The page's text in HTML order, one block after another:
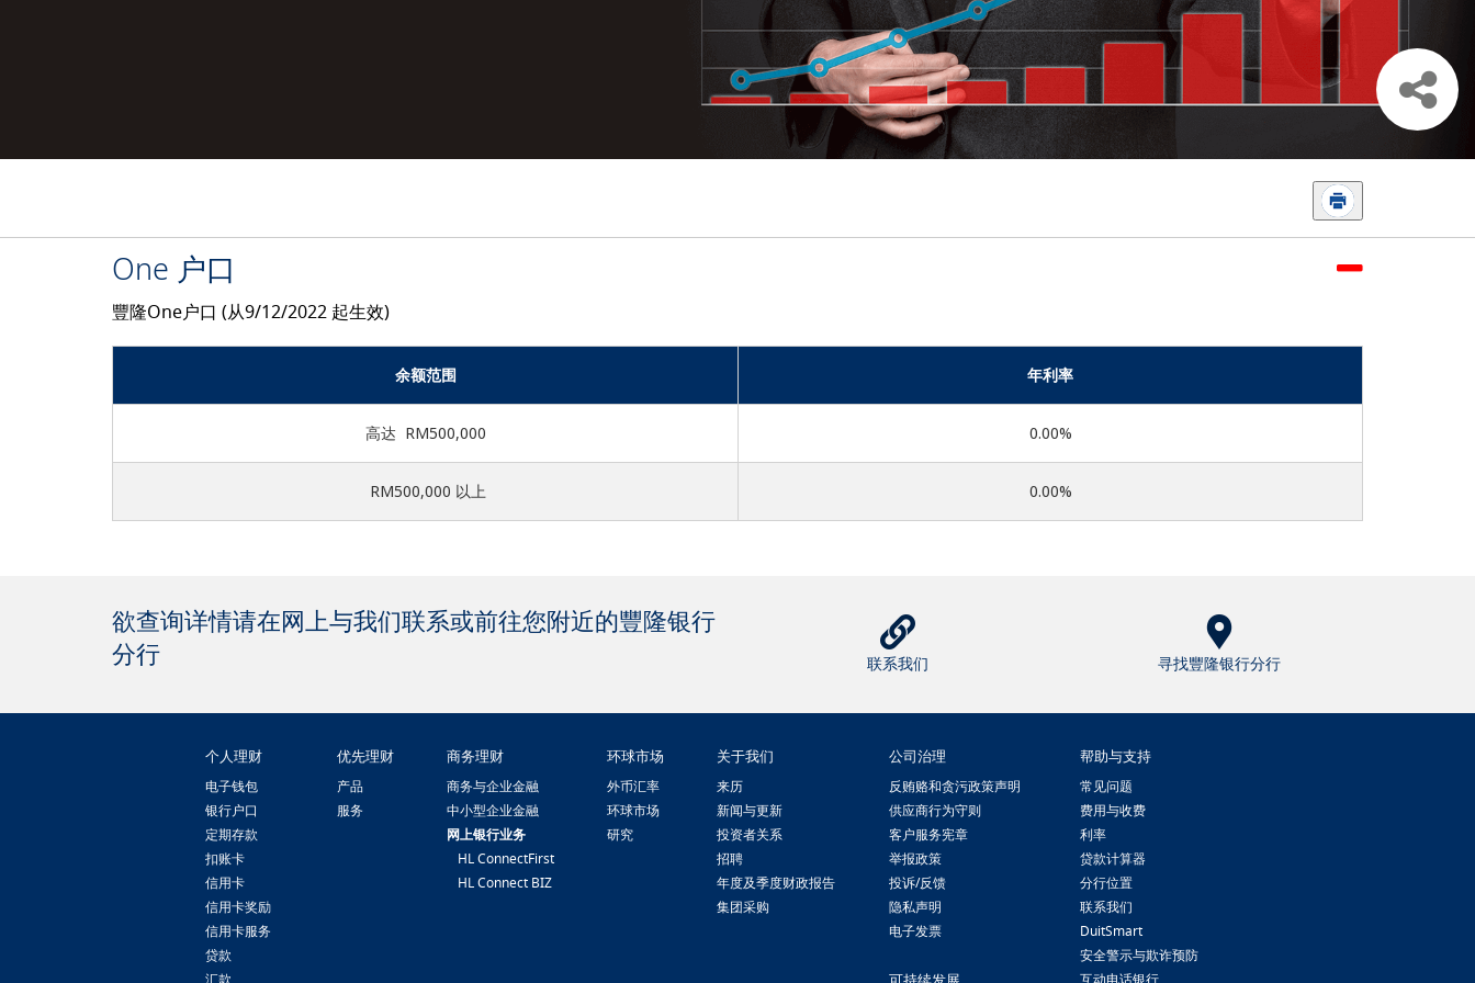
One 户口
豐隆One户口 (从9/12/2022 起生效)
余额范围 年利率
高达 RM500,000 0.00%
RM500,000 以上 0.00%
欲查询详情请在网上与我们联系或前往您附近的豐隆银行
分行
联系我们 寻找豐隆银行分行
个人理财
电子钱包
银行户口
定期存款
扣账卡
信用卡
信用卡奖励
信用卡服务
贷款
优先理财
产品
服务
商务理财
商务与企业金融
中小型企业金融
网上银行业务
HL ConnectFirst
HL Connect BIZ
环球市场
外币汇率
环球市场
研究
关于我们
来历
新闻与更新
投资者关系
招聘
年度及季度财政报告
集团采购
公司治理
反贿赂和贪污政策声明
供应商行为守则
客户服务宪章
举报政策
投诉/反馈
隐私声明
电子发票
帮助与支持
常见问题
费用与收费
利率
贷款计算器
分行位置
联系我们
DuitSmart
安全警示与欺诈预防